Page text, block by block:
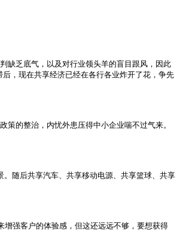
缺乏底气，以及对行业领头羊的盲目跟风，因此
，现在共享经济已经在各行各业炸开了花，争先
的整治，内忧外患压得中小企业喘不过气来。
随后共享汽车、共享移动电源、共享篮球、共享
强客户的体验感，但这还远远不够，要想获得